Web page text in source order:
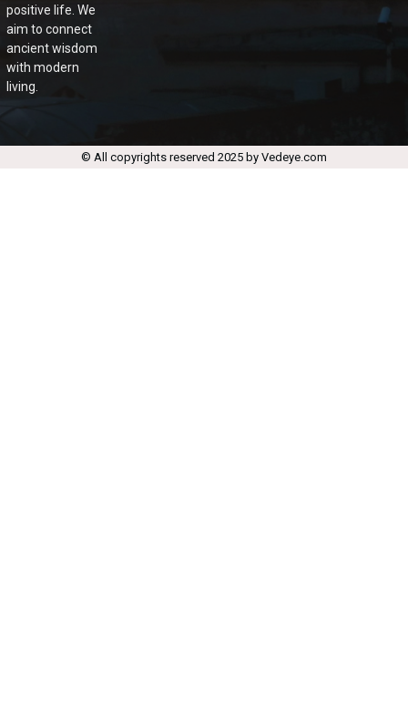
positive life. We
aim to connect
ancient wisdom
with modern
living.
© All copyrights reserved 2025 by Vedeye.com